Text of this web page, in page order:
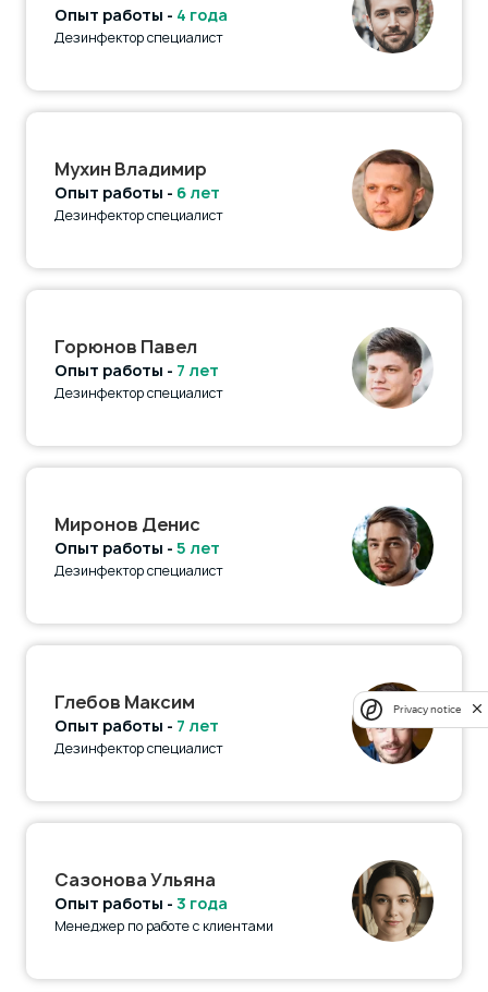
Опыт работы - 4 года
Дезинфектор специалист
Мухин Владимир
Опыт работы - 6 лет
Дезинфектор специалист
Горюнов Павел
Опыт работы - 7 лет
Дезинфектор специалист
Миронов Денис
Опыт работы - 5 лет
Дезинфектор специалист
Глебов Максим
Опыт работы - 7 лет
Дезинфектор специалист
Сазонова Ульяна
Опыт работы - 3 года
Менеджер по работе с клиентами
Privacy notice